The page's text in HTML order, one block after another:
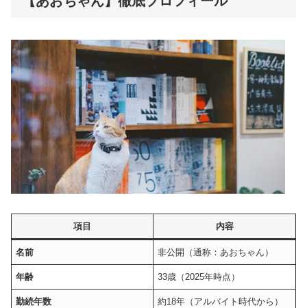
項目 内容
名前 非公開（通称：あおちゃん）
年齢 33歳（2025年時点）
勤続年数 約18年（アルバイト時代から）